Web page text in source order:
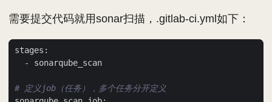
需要提交代码就用sonar扫描，.gitlab-ci.yml如下：
# 定义job（任务），多个任务分开定义